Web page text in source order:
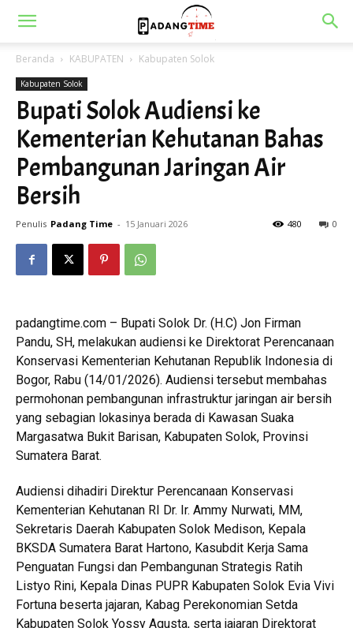
Beranda KABUPATEN Kabupaten Solok
Kabupaten Solok
Bupati Solok Audiensi ke
Kementerian Kehutanan Bahas
Pembangunan Jaringan Air
Bersih
Penulis Padang Time - 15 Januari 2026 0
480
padangtime.com – Bupati Solok Dr. (H.C) Jon Firman
Pandu, SH, melakukan audiensi ke Direktorat Perencanaan
Konservasi Kementerian Kehutanan Republik Indonesia di
Bogor, Rabu (14/01/2026). Audiensi tersebut membahas
permohonan pembangunan infrastruktur jaringan air bersih
yang sebagian lokasinya berada di Kawasan Suaka
Margasatwa Bukit Barisan, Kabupaten Solok, Provinsi
Sumatera Barat.
Audiensi dihadiri Direktur Perencanaan Konservasi
Kementerian Kehutanan RI Dr. Ir. Ammy Nurwati, MM,
Sekretaris Daerah Kabupaten Solok Medison, Kepala
BKSDA Sumatera Barat Hartono, Kasubdit Kerja Sama
Penguatan Fungsi dan Pembangunan Strategis Ratih
Listyo Rini, Kepala Dinas PUPR Kabupaten Solok Evia Vivi
Fortuna beserta jajaran, Kabag Perekonomian Setda
Kabupaten Solok Yossy Agusta, serta jajaran Direktorat